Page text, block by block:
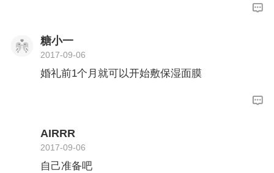
糖小一
2017-09-06
婚礼前1个月就可以开始敷保湿面膜
AIRRR
2017-09-06
自己准备吧